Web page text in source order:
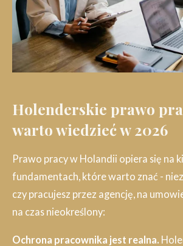
Holenderskie prawo
warto wiedzieć w 2026
Prawo pracy w Holandii opiera się na
fundamentach, które warto znać -
czy pracujesz przez agencję, na
na czas nieokreślony:
Ochrona pracownika jest realna.